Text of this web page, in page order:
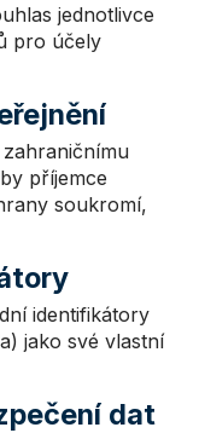
jednotlivce
pro účely
příjemce
soukromí,
identifikátory
jako své vlastní
dat